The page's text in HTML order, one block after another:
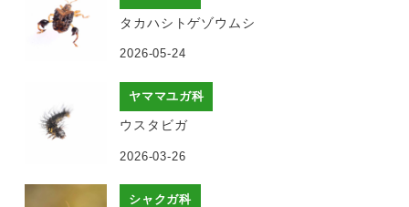
タカハシトゲゾウムシ
2026-05-24
ヤママユガ科
ウスタビガ
2026-03-26
シャクガ科